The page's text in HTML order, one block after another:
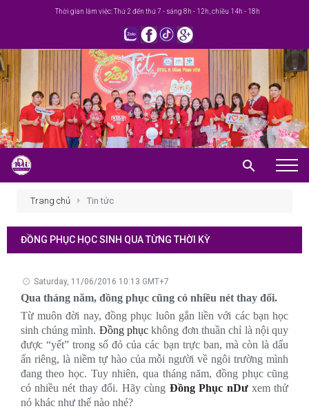
Thời gian làm việc: Thứ 2 đến thứ 7 - sáng 8h - 12h, chiều 14h - 18h
Khuyến mãi
Sản phẩm
Bảng màu
Tin tức
Hướng dẫn
Liên hệ
Trang chủ Tin tức
ĐỒNG PHỤC HỌC SINH QUA TỪNG THỜI KỲ
Saturday, 11/06/2016 10:13 GMT+7
Qua tháng năm, đồng phục cũng có nhiều nét thay đổi.
Từ muôn đời nay, đồng phục luôn gắn liền với các bạn học
sinh chúng mình. Đồng phụckhông đơn thuần chỉ là nội quy
được “yết” trong sổ đỏ của các bạn trực ban, mà còn là dấu
ấn riêng, là niềm tự hào của mỗi người về ngôi trường mình
đang theo học. Tuy nhiên, qua tháng năm, đồng phục cũng
có nhiều nét thay đổi. Hãy cùng Đồng Phục nDư xem thử
nó khác như thế nào nhé?